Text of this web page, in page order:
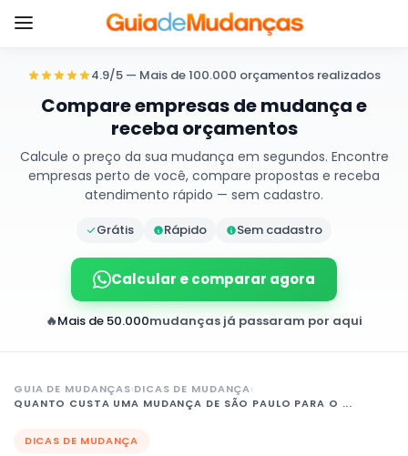
4.9/5 — Mais de 100.000 orçamentos realizados
Compare empresas de mudança e
receba orçamentos
Calcule o preço da sua mudança em segundos. Encontre
empresas perto de você, compare propostas e receba
atendimento rápido — sem cadastro.
Grátis Rápido Sem cadastro
Calcular e comparar agora
🔥Mais de 50.000mudanças já passaram por aqui
GUIA DE MUDANÇAS›DICAS DE MUDANÇA›
QUANTO CUSTA UMA MUDANÇA DE SÃO PAULO PARA O ...
DICAS DE MUDANÇA